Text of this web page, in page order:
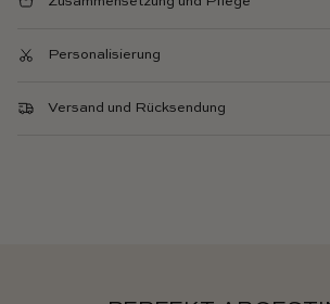
Personalisierung
Versand und Rücksendung